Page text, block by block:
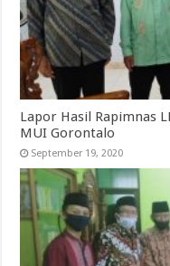
Lapor Hasil Rapimnas
MUI Gorontalo
September 19, 2020